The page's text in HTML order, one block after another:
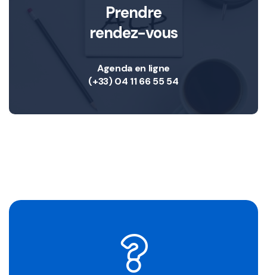
Prendre
rendez-vous
Agenda en ligne
(+33) 04 11 66 55 54